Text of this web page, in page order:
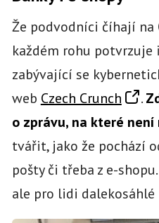
Že podvodníci číhají na
každém rohu potvrzuje
zabývající se
web Czech Crunch .
o zprávu, na které není
tvářit, jako že pochází
pošty či třeba z e-
ale pro lidi dalekosáhlé